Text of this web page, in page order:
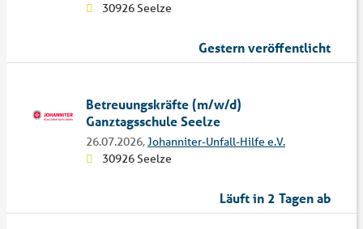
30926 Seelze
Gestern veröffentlicht
Betreuungskräfte (m/w/d)
Ganztagsschule Seelze
26.07.2026,Johanniter-Unfall-Hilfe e.V.
30926 Seelze
Läuft in 2 Tagen ab